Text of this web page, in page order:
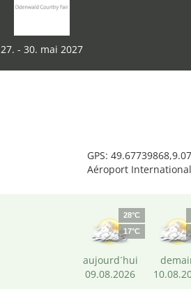
27. - 30. mai 2027
GPS:
Aéroport
28°C
17°C
aujourd´hui
09.08.2026